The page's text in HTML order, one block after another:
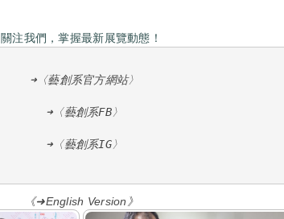
關注我們，掌握最新展覽動態！
➜〈藝創系官方網站〉
➜〈藝創系FB〉
➜〈藝創系IG〉
《➜English Version》